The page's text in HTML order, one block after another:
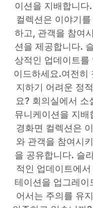
이션을 지배합니다
컬렉션은 이야기
하고, 관객을 참여
션을 제공합니다.
상적인 업데이트를
이드하세요.여전히
지하기 어려운 정
요? 회의실에서 소
뮤니케이션을 지배
경화면 컬렉션은
와 관객을 참여시
을 공유합니다. 슬
적인 업데이트에
테이션을 업그레이
어서는 주의를 유